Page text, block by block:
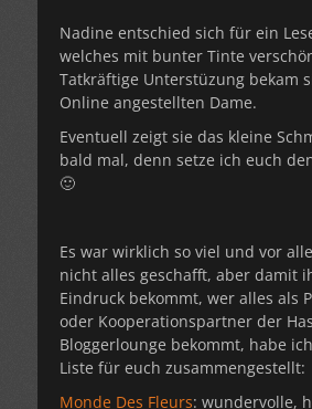
Nadine entschied sich für ein
welches mit bunter Tinte
Tatkräftige Unterstüzung bekam
Online angestellten Dame.
Eventuell zeigt sie das kleine
bald mal, denn setze ich euch
🙂
Es war wirklich so viel und vor
nicht alles geschafft, aber damit
Eindruck bekommt, wer alles als
oder Kooperationspartner der
Bloggerlounge bekommt, habe
Liste für euch zusammengestellt:
Monde Des Fleurs: wundervolle,